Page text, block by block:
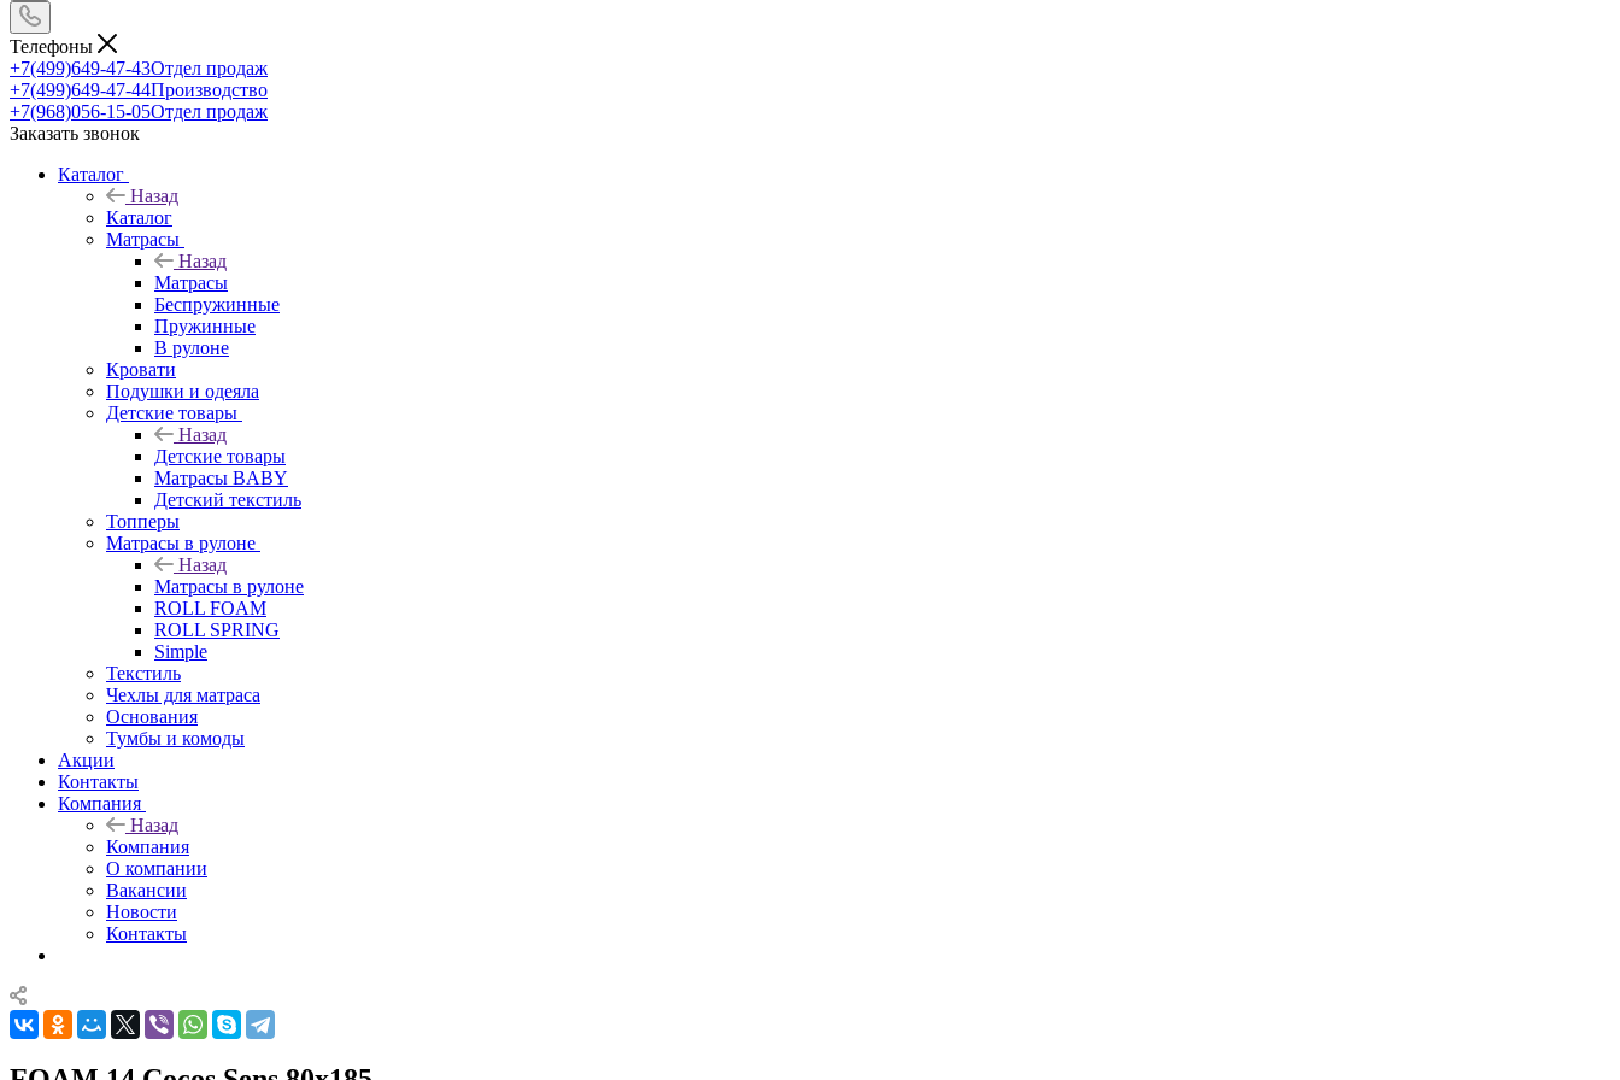
Телефоны
+7(499)649-47-43Отдел продаж
+7(499)649-47-44Производство
+7(968)056-15-05Отдел продаж
Заказать звонок
Каталог
Назад
Каталог
Матрасы
Назад
Матрасы
Беспружинные
Пружинные
В рулоне
Кровати
Подушки и одеяла
Детские товары
Назад
Детские товары
Матрасы BABY
Детский текстиль
Топперы
Матрасы в рулоне
Назад
Матрасы в рулоне
ROLL FOAM
ROLL SPRING
Simple
Текстиль
Чехлы для матраса
Основания
Тумбы и комоды
Акции
Контакты
Компания
Назад
Компания
О компании
Вакансии
Новости
Контакты